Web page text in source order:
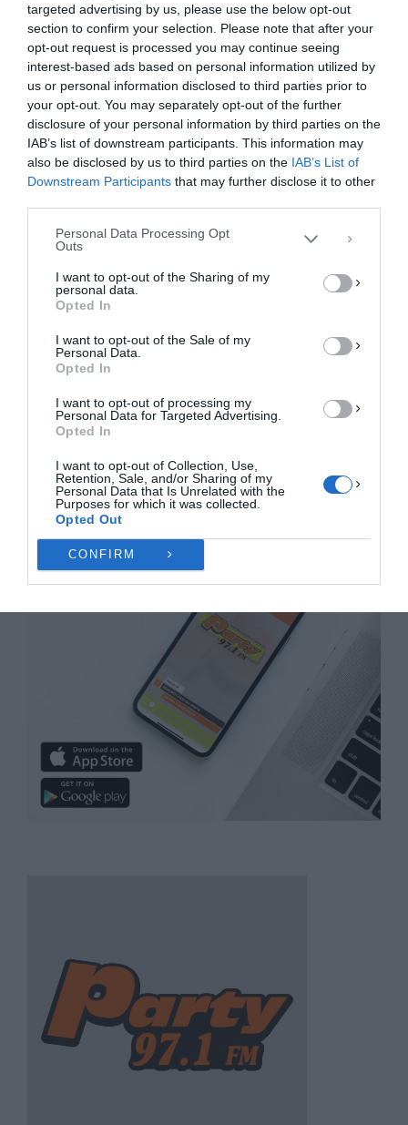
targeted advertising by us, please use the below opt-out
section to confirm your selection. Please note that after your
opt-out request is processed you may continue seeing
interest-based ads based on personal information utilized by
us or personal information disclosed to third parties prior to
your opt-out. You may separately opt-out of the further
disclosure of your personal information by third parties on the
IAB’s list of downstream participants. This information may
also be disclosed by us to third parties on the IAB’s List of
Downstream Participants that may further disclose it to other
Personal Data Processing Opt
Outs
I want to opt-out of the Sharing of my
personal data.
Opted In
I want to opt-out of the Sale of my
Personal Data.
Opted In
I want to opt-out of processing my
Personal Data for Targeted Advertising.
Opted In
I want to opt-out of Collection, Use,
Retention, Sale, and/or Sharing of my
Personal Data that Is Unrelated with the
Purposes for which it was collected.
Opted Out
CONFIRM
Διαχείριση Συγκατάθεσης
Για να παρέχουμε την καλύτερη εμπειρία, χρησιμοποιούμε τεχνολογίες όπως
cookies για την αποθήκευση ή/και την πρόσβαση σε πληροφορίες συσκευών.
Η συγκατάθεση για τις εν λόγω τεχνολογίες θα μας επιτρέψει να
επεξεργαστούμε δεδομένα προσωπικού χαρακτήρα, όπως συμπεριφορά
περιήγησης ή μοναδικά αναγνωριστικά σε αυτόν τον ιστότοπο. Η μη
συγκατάθεση ή η ανάκληση της συγκατάθεσης, μπορεί να επηρεάσει
αρνητικά ορισμένες λειτουργίες και δυνατότητες.
ΠΡΟΒΟΛΉ ΠΡΟΤΙΜΉΣΕΩΝ
Πολιτική Cookies